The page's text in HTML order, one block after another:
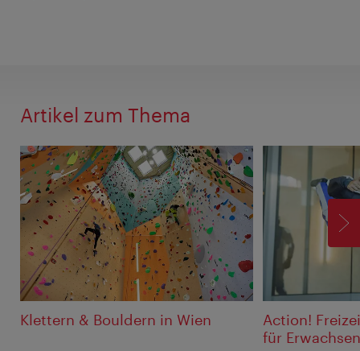
Artikel zum Thema
Klettern & Bouldern in Wien
Action!
für